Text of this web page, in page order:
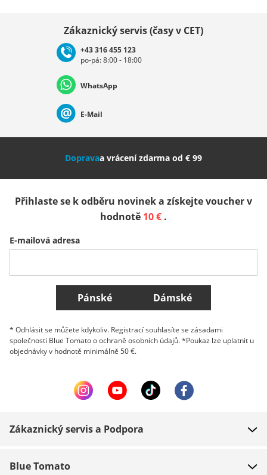
Deutschland Österreich
Nederland Italia (Italiano) Italien (Deutsch)
Slovenija
Belgique (Français) Danmark Norge
Všechny země
Zákaznický servis (časy v CET)
+43 316 455 123
po-pá: 8:00 - 18:00
WhatsApp
E-Mail
Dopravaa vrácení zdarma od € 99
Přihlaste se k odběru novinek a získejte voucher v
hodnotě 10 € .
E-mailová adresa
Pánské Dámské
* Odhlásit se můžete kdykoliv. Registrací souhlasíte se zásadami
společnosti Blue Tomato o ochraně osobních údajů. *Poukaz lze uplatnit u
objednávky v hodnotě minimálně 50 €.
Zákaznický servis a Podpora
Blue Tomato